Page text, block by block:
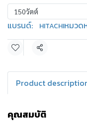
150วัตต์
แบรนด์: HITACHIหมวด
แชร์
Product
คุณสมบัติ